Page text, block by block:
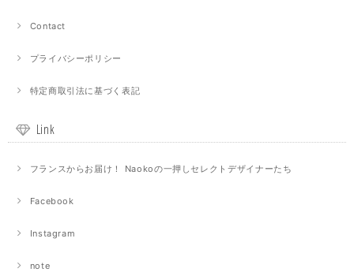
Contact
プライバシーポリシー
特定商取引法に基づく表記
Link
フランスからお届け！ Naokoの一押しセレクトデザイナーたち
Facebook
Instagram
note